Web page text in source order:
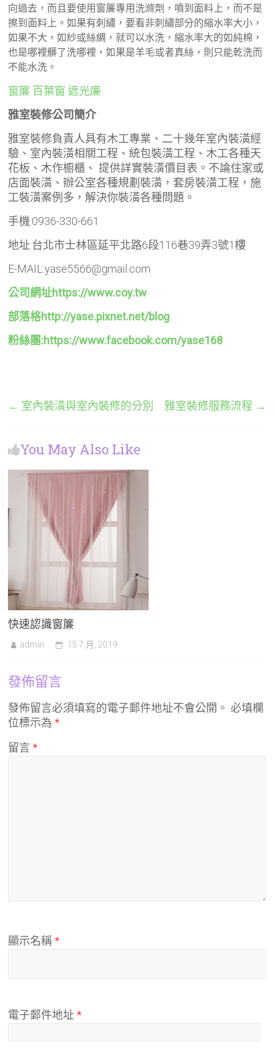
向過去，而且要使用窗簾專用洗滌劑，噴到面料上，而不是
擦到面料上。如果有刺繡，要看非刺繡部分的縮水率大小，
如果不大，如紗或絲綢，就可以水洗，縮水率大的如純棉，
也是哪裡髒了洗哪裡，如果是羊毛或者真絲，則只能乾洗而
不能水洗。
窗簾 百葉窗 遮光廉
雅室裝修公司簡介
雅室裝修負責人具有木工專業、二十幾年室內裝潢經
驗、室內裝潢相關工程、統包裝潢工程、木工各種天
花板、木作櫥櫃、 提供詳實裝潢價目表。不論住家或
店面裝潢、辦公室各種規劃裝潢，套房裝潢工程，施
工裝潢案例多，解決你裝潢各種問題。
手機:0936-330-661
地址:台北市士林區延平北路6段116巷39弄3號1樓
E-MAIL:yase5566@gmail.com
公司網址https://www.coy.tw
部落格http://yase.pixnet.net/blog
粉絲團:https://www.facebook.com/yase168
← 室內裝潢與室內裝修的分別 雅室裝修服務流程 →
You May Also Like
快速認識窗簾
admin 15 7 月, 2019
發佈留言
發佈留言必須填寫的電子郵件地址不會公開。 必填欄
位標示為*
留言*
顯示名稱*
電子郵件地址*